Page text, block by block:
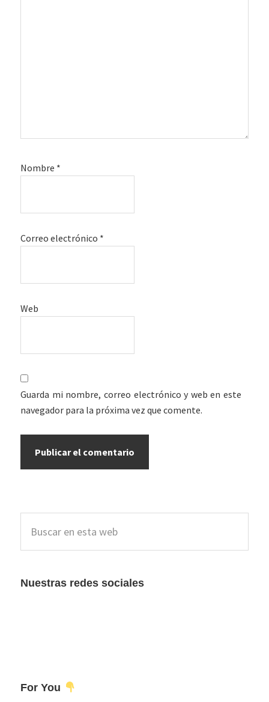
Nombre *
Correo electrónico *
Web
Guarda mi nombre, correo electrónico y web en este
navegador para la próxima vez que comente.
Barra
lateral
esta
Nuestras redes sociales
For You